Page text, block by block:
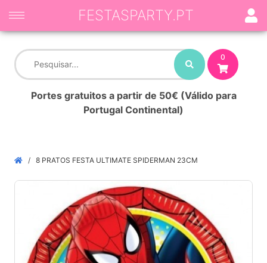
0
Portes gratuitos a partir de 50€ (Válido para
Portugal Continental)
FESTASPARTY.PT
8 PRATOS FESTA ULTIMATE SPIDERMAN 23CM